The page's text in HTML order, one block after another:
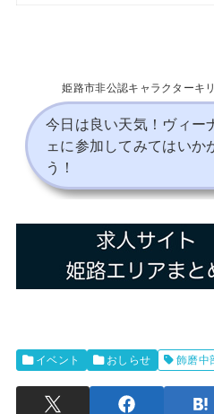
姫路市非公認キャラクターキ
今日は良い天気！ヴィー
ェに参加してみてはいか
う！
イベント おしらせ 飾磨中